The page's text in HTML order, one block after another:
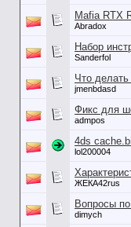
Mafia RTX
Abradox
Набор
Sanderfol
Что
jmenbdasd
Фикс для
admpos
4ds
lol200004
ЖЕКА42rus
Вопросы
dimych